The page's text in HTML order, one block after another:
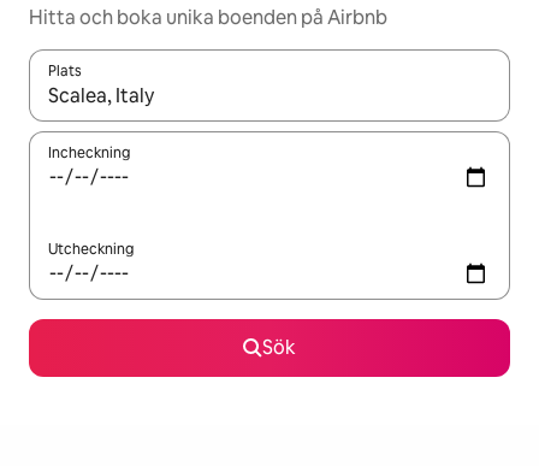
Hitta och boka unika boenden på Airbnb
Plats
När resultaten är tillgängliga kan du navigera med upp- och
Incheckning
Utcheckning
Sök